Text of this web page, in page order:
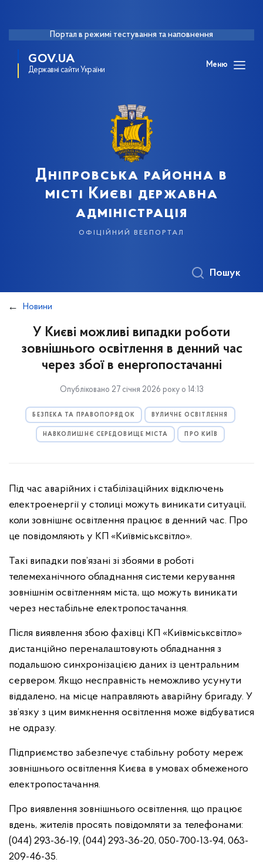
Портал в режимі тестування та наповнення
GOV.UA
Державні сайти України
Меню
Дніпровська районна в
місті Києві державна
адміністрація
офіційний вебпортал
Пошук
Новини
У Києві можливі випадки роботи
зовнішнього освітлення в денний час
через збої в енергопостачанні
Опубліковано 27 січня 2026 року о 14:13
БЕЗПЕКА ТА ПРАВОПОРЯДОК ВУЛИЧНЕ ОСВІТЛЕННЯ
НАВКОЛИШНЄ СЕРЕДОВИЩЕ МІСТА ПРО КИЇВ
Під час аварійних і стабілізаційних відключень
електроенергії у столиці можуть виникати ситуації,
коли зовнішнє освітлення працює в денний час. Про
це повідомляють у КП «Київміськсвітло».
Такі випадки пов’язані зі збоями в роботі
телемеханічного обладнання системи керування
зовнішнім освітленням міста, що можуть виникати
через нестабільне електропостачання.
Після виявлення збою фахівці КП «Київміськсвітло»
дистанційно переналаштовують обладнання з
подальшою синхронізацією даних із центральним
сервером. Якщо несправність неможливо усунути
віддалено, на місце направляють аварійну бригаду. У
зв’язку з цим вимкнення освітлення може відбуватися
не одразу.
Підприємство забезпечує стабільну роботу мереж
зовнішнього освітлення Києва в умовах обмеженого
електропостачання.
Про виявлення зовнішнього освітлення, що працює
вдень, жителів просять повідомляти за телефонами:
(044) 293-36-19, (044) 293-36-20, 050-700-13-94, 063-
209-46-35.